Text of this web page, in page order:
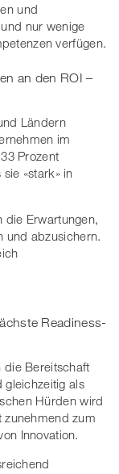
und
nur wenige
verfügen.
an den ROI –
Ländern
im
Prozent
«stark» in
die Erwartungen,
und abzusichern.
Readiness-
die Bereitschaft
gleichzeitig als
Hürden wird
zunehmend zum
Innovation.